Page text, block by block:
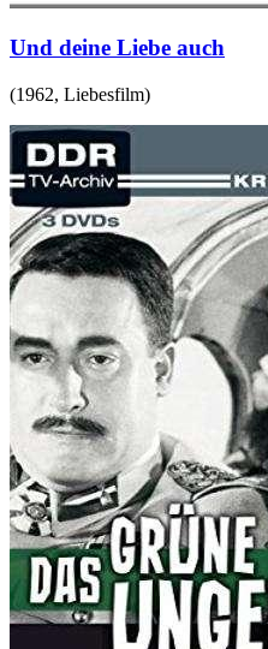
Und deine Liebe auch
(1962, Liebesfilm)